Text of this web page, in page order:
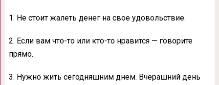
1. Не стоит жалеть денег на свое удовольствие.
2. Если вам что-то или кто-то нравится — говорите
прямо.
3. Нужно жить сегодняшним днем. Вчерашний день